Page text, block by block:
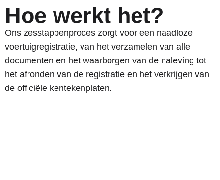
Hoe werkt het?
Ons zesstappenproces zorgt voor een naadloze
voertuigregistratie, van het verzamelen van alle
documenten en het waarborgen van de naleving tot
het afronden van de registratie en het verkrijgen van
de officiële kentekenplaten.